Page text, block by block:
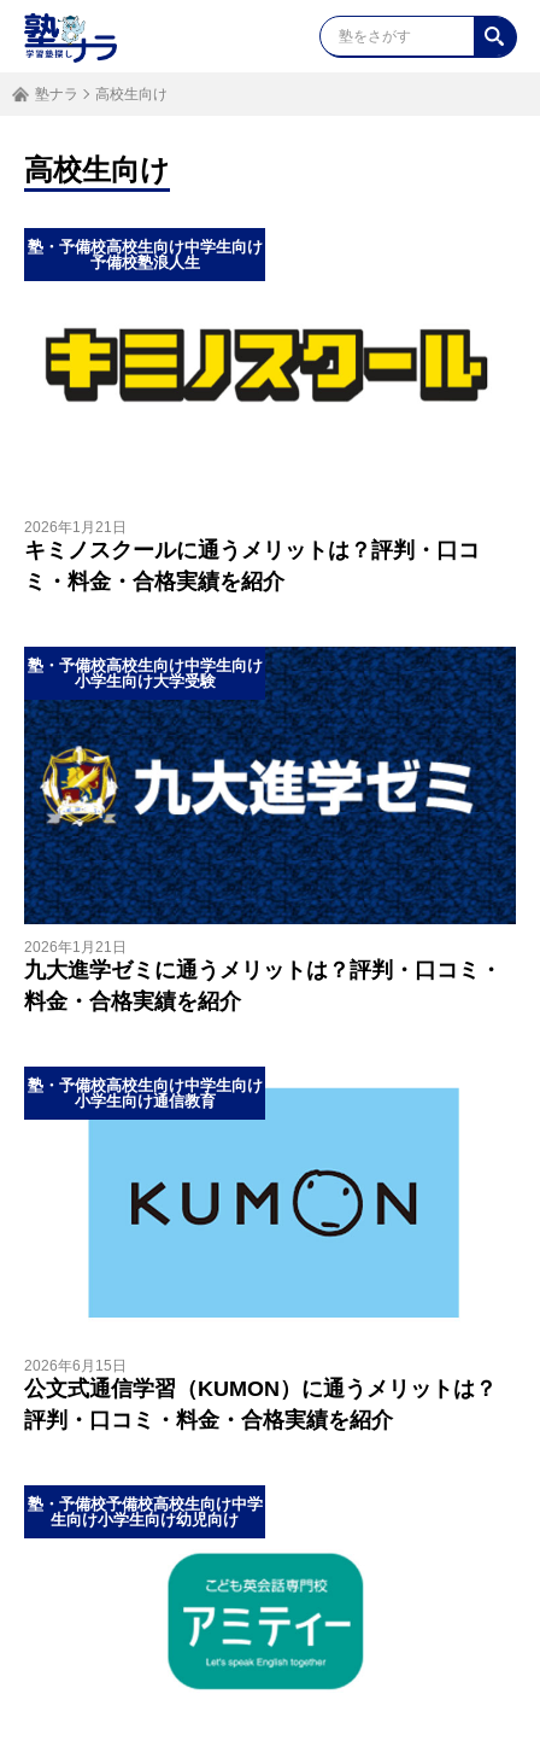
塾ナラ 高校生向け
高校生向け
塾・予備校高校生向け中学生向け
予備校塾浪人生
2026年1月21日
キミノスクールに通うメリットは？評判・口コ
ミ・料金・合格実績を紹介
塾・予備校高校生向け中学生向け
小学生向け大学受験
2026年1月21日
九大進学ゼミに通うメリットは？評判・口コミ・
料金・合格実績を紹介
塾・予備校高校生向け中学生向け
小学生向け通信教育
2026年6月15日
公文式通信学習（KUMON）に通うメリットは？
評判・口コミ・料金・合格実績を紹介
塾・予備校予備校高校生向け中学
生向け小学生向け幼児向け